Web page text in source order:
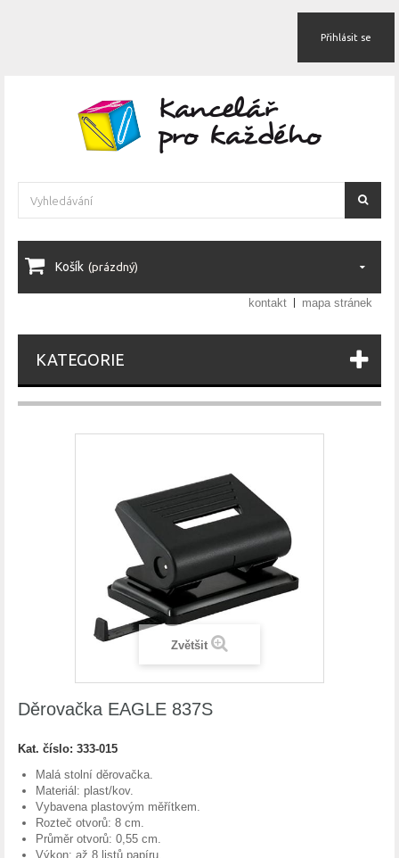
Přihlásit se
Košík (prázdný)
kontakt mapa stránek
KATEGORIE
Zvětšit
Děrovačka EAGLE 837S
Kat. číslo: 333-015
Malá stolní děrovačka.
Materiál: plast/kov.
Vybavena plastovým měřítkem.
Rozteč otvorů: 8 cm.
Průměr otvorů: 0,55 cm.
Výkon: až 8 listů papíru.